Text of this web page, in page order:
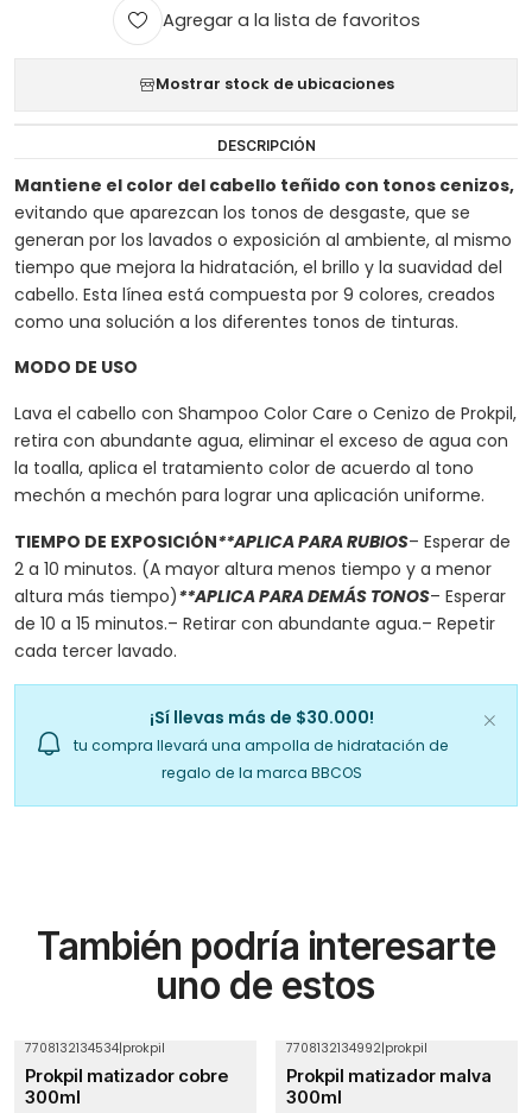
Agregar a la lista de favoritos
Mostrar stock de ubicaciones
DESCRIPCIÓN
Mantiene el color del cabello teñido con tonos cenizos,
evitando que aparezcan los tonos de desgaste, que se
generan por los lavados o exposición al ambiente, al mismo
tiempo que mejora la hidratación, el brillo y la suavidad del
cabello. Esta línea está compuesta por 9 colores, creados
como una solución a los diferentes tonos de tinturas.
MODO DE USO
Lava el cabello con Shampoo Color Care o Cenizo de Prokpil,
retira con abundante agua, eliminar el exceso de agua con
la toalla, aplica el tratamiento color de acuerdo al tono
mechón a mechón para lograr una aplicación uniforme.
TIEMPO DE EXPOSICIÓN**APLICA PARA RUBIOS– Esperar de
2 a 10 minutos. (A mayor altura menos tiempo y a menor
altura más tiempo)**APLICA PARA DEMÁS TONOS– Esperar
de 10 a 15 minutos.– Retirar con abundante agua.– Repetir
cada tercer lavado.
¡Sí llevas más de $30.000!
tu compra llevará una ampolla de hidratación de
regalo de la marca BBCOS
También podría interesarte
uno de estos
7708132134534|prokpil
Prokpil matizador cobre
300ml
7708132134992|prokpil
Prokpil matizador malva
300ml